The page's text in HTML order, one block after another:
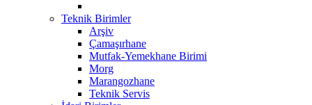
Teknik Birimler
Arşiv
Çamaşırhane
Mutfak-Yemekhane Birimi
Morg
Marangozhane
Teknik Servis